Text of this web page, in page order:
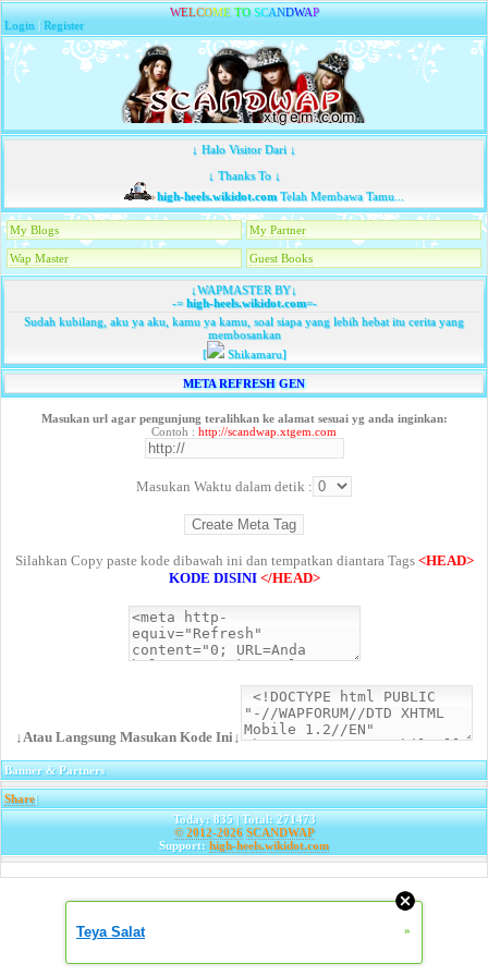
WELCOME TO SCANDWAP
Login |Register
↓ Halo Visitor Dari ↓
↓ Thanks To ↓
high-heels.wikidot.comTelah Membawa Tamu...
My Blogs My Partner
Wap Master Guest Books
↓WAPMASTER BY↓
-=high-heels.wikidot.com=-
Sudah kubilang, aku ya aku, kamu ya kamu, soal siapa yang lebih hebat itu cerita yang
membosankan
[
Shikamaru]
META REFRESH GEN
Masukan url agar pengunjung teralihkan ke alamat sesuai yg anda inginkan:
Contoh : http://scandwap.xtgem.com
Masukan Waktu dalam detik :
Silahkan Copy paste kode dibawah ini dan tempatkan diantara Tags <HEAD>
KODE DISINI </HEAD>
↓Atau Langsung Masukan Kode Ini↓
Banner & Partners
Share|
Today: 835 | Total: 271473
© 2012-2026 SCANDWAP
Support: high-heels.wikidot.com
Teya Salat »